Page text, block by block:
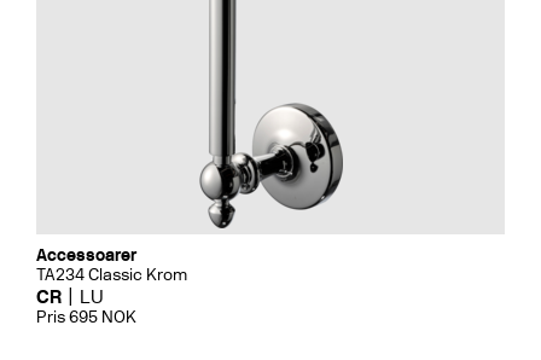
Accessoarer
TA234 Classic Krom
CR LU
Pris 695 NOK